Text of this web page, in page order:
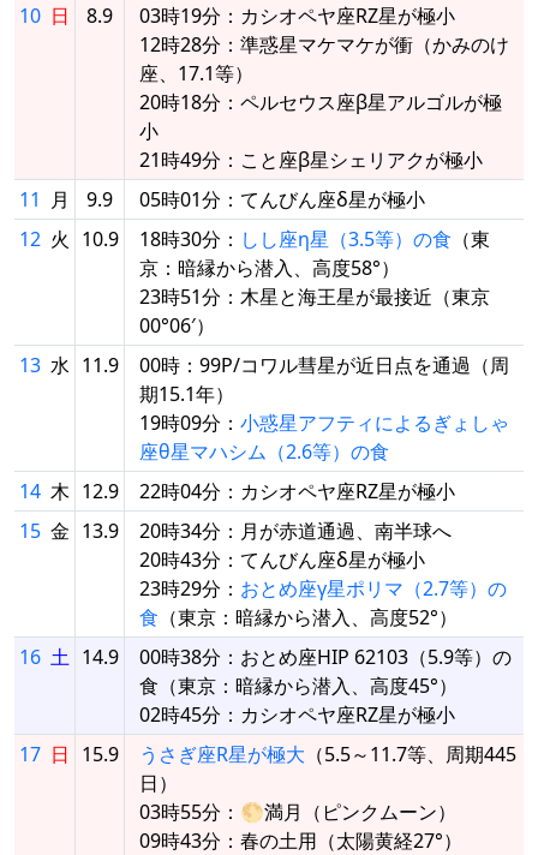
10 日 8.9
03時19分：カシオペヤ座RZ星が極小
12時28分：準惑星マケマケが衝（かみのけ
座、17.1等）
20時18分：ペルセウス座β星アルゴルが極
小
21時49分：こと座β星シェリアクが極小
11 月 9.9
05時01分：てんびん座δ星が極小
12 火 10.9 18時30分： しし座η星（3.5等）の食 （東
京：暗縁から潜入、高度58°）
23時51分：木星と海王星が最接近（東京
00°06′）
13 水 11.9
00時：99P/コワル彗星が近日点を通過（周
期15.1年）
19時09分： 小惑星アフティによるぎょしゃ
座θ星マハシム（2.6等）の食
14 木 12.9
22時04分：カシオペヤ座RZ星が極小
15 金 13.9
20時34分：月が赤道通過、南半球へ
20時43分：てんびん座δ星が極小
23時29分： おとめ座γ星ポリマ（2.7等）の
食 （東京：暗縁から潜入、高度52°）
16 土 14.9
00時38分：おとめ座HIP 62103（5.9等）の
食（東京：暗縁から潜入、高度45°）
02時45分：カシオペヤ座RZ星が極小
17 日 15.9 うさぎ座R星が極大 （5.5～11.7等、周期445
日）
03時55分：🌕満月（ピンクムーン）
09時43分：春の土用（太陽黄経27°）